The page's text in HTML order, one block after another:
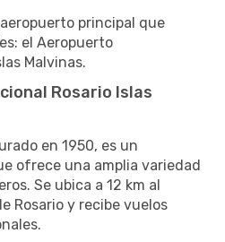
principal que
el Aeropuerto
Malvinas.
Rosario Islas
en 1950, es un
ofrece una amplia variedad
Se ubica a 12 km al
Rosario y recibe vuelos